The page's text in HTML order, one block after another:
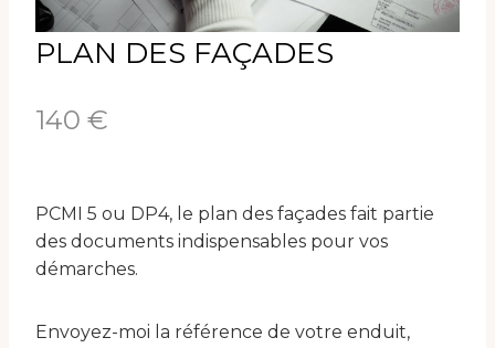
PLAN DES FAÇADES
N
140 €
PCMI 5 ou DP4, le plan des façades fait partie
des documents indispensables pour vos
démarches.
Envoyez-moi la référence de votre enduit,